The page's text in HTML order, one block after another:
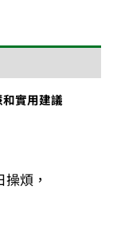
實用建議
煩，